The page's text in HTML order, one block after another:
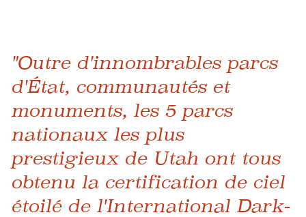
"Outre d'innombrables parcs
d'État, communautés et
monuments, les 5 parcs
nationaux les plus
prestigieux de Utah ont tous
obtenu la certification de ciel
étoilé de l'International Dark-